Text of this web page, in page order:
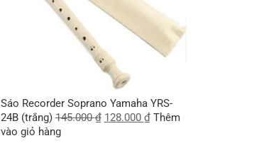
Sáo Recorder Soprano Yamaha YRS-
24B (trắng) 145.000₫ 128.000 ₫ Thêm
vào giỏ hàng